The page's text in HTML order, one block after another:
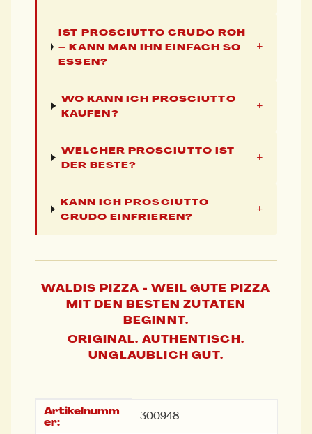
IST PROSCIUTTO CRUDO ROH
– KANN MAN IHN EINFACH SO
ESSEN?
+
WO KANN ICH PROSCIUTTO
KAUFEN?
+
WELCHER PROSCIUTTO IST
DER BESTE?
+
KANN ICH PROSCIUTTO
CRUDO EINFRIEREN?
+
WALDIS PIZZA - WEIL GUTE PIZZA
MIT DEN BESTEN ZUTATEN
BEGINNT.
ORIGINAL. AUTHENTISCH.
UNGLAUBLICH GUT.
Produkteigenschaft
Wert
Artikelnumm
er:
300948